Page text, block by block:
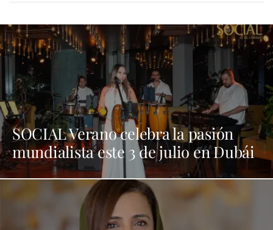
SOCIAL Verano celebra la pasión
mundialista este 3 de julio en Dubái